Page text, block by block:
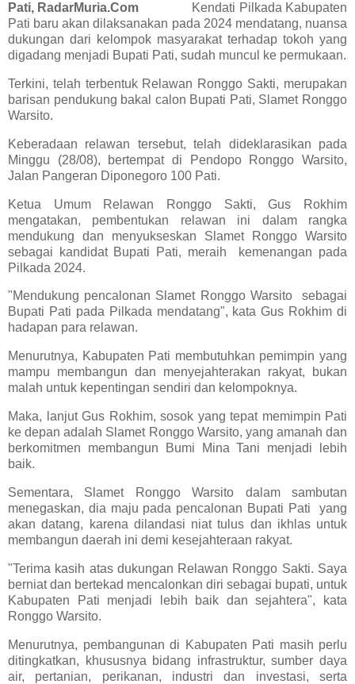
Pati, RadarMuria.Com
Kendati Pilkada Kabupaten
Pati baru akan dilaksanakan pada 2024 mendatang, nuansa
dukungan dari kelompok masyarakat terhadap tokoh yang
digadang menjadi Bupati Pati, sudah muncul ke permukaan.
Terkini, telah terbentuk Relawan Ronggo Sakti, merupakan
barisan pendukung bakal calon Bupati Pati, Slamet Ronggo
Warsito.
Keberadaan relawan tersebut, telah dideklarasikan pada
Minggu (28/08), bertempat di Pendopo Ronggo Warsito,
Jalan Pangeran Diponegoro 100 Pati.
Ketua Umum Relawan Ronggo Sakti, Gus Rokhim
mengatakan, pembentukan relawan ini dalam rangka
mendukung dan menyukseskan Slamet Ronggo Warsito
sebagai kandidat Bupati Pati, meraih kemenangan pada
Pilkada 2024.
"Mendukung pencalonan Slamet Ronggo Warsito sebagai
Bupati Pati pada Pilkada mendatang", kata Gus Rokhim di
hadapan para relawan.
Menurutnya, Kabupaten Pati membutuhkan pemimpin yang
mampu membangun dan menyejahterakan rakyat, bukan
malah untuk kepentingan sendiri dan kelompoknya.
Maka, lanjut Gus Rokhim, sosok yang tepat memimpin Pati
ke depan adalah Slamet Ronggo Warsito, yang amanah dan
berkomitmen membangun Bumi Mina Tani menjadi lebih
baik.
Sementara, Slamet Ronggo Warsito dalam sambutan
menegaskan, dia maju pada pencalonan Bupati Pati yang
akan datang, karena dilandasi niat tulus dan ikhlas untuk
membangun daerah ini demi kesejahteraan rakyat.
"Terima kasih atas dukungan Relawan Ronggo Sakti. Saya
berniat dan bertekad mencalonkan diri sebagai bupati, untuk
Kabupaten Pati menjadi lebih baik dan sejahtera", kata
Ronggo Warsito.
Menurutnya, pembangunan di Kabupaten Pati masih perlu
ditingkatkan, khususnya bidang infrastruktur, sumber daya
air, pertanian, perikanan, industri dan investasi, serta